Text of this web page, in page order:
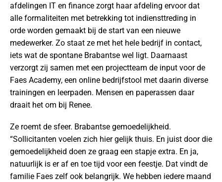
afdelingen IT en finance zorgt haar afdeling ervoor dat
alle formaliteiten met betrekking tot indiensttreding in
orde worden gemaakt bij de start van een nieuwe
medewerker. Zo staat ze met het hele bedrijf in contact,
iets wat de spontane Brabantse wel ligt. Daarnaast
verzorgt zij samen met een projectteam de input voor de
Faes Academy, een online bedrijfstool met daarin diverse
trainingen en leerpaden. Mensen en paperassen daar
draait het om bij Renee.
Ze roemt de sfeer. Brabantse gemoedelijkheid.
“Sollicitanten voelen zich hier gelijk thuis. En juist door die
gemoedelijkheid doen ze graag een stapje extra. En ja,
natuurlijk is er af en toe tijd voor een feestje. Dat vindt de
familie Faes zelf ook belangrijk. We hebben iedere maand